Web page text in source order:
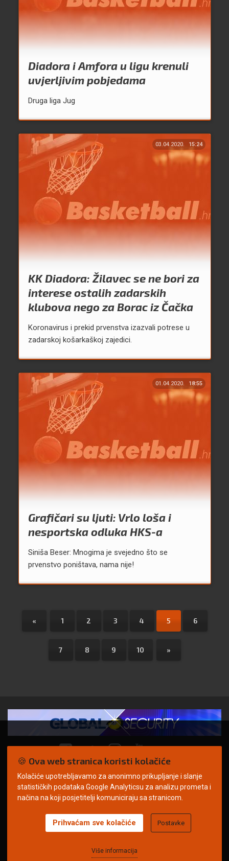
Diadora i Amfora u ligu krenuli
uvjerljivim pobjedama
Druga liga Jug
03.04.2020. 15:24
KK Diadora: Žilavec se ne bori za
interese ostalih zadarskih
klubova nego za Borac iz Čačka
Koronavirus i prekid prvenstva izazvali potrese u
zadarskoj košarkaškoj zajedici.
01.04.2020. 18:55
Grafičari su ljuti: Vrlo loša i
nesportska odluka HKS-a
Siniša Beser: Mnogima je svejedno što se
prvenstvo poništava, nama nije!
« 1 2 3 4 5 6
7 8 9 10 »
© Copyright 2026. | ARILEO
Uvjeti korištenja Politika privatnosti
Impressum
🍪 Ova web stranica koristi kolačiće
Kolačiće upotrebljavamo za anonimno prikupljanje i slanje
statističkih podataka Google Analyticsu za analizu prometa i
načina na koji posjetitelji komuniciraju sa stranicom.
Više informacija
Prihvaćam sve kolačiće Postavke